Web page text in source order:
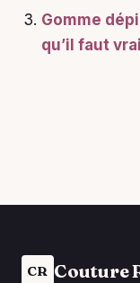
Gomme
qu’il faut
CR Couture